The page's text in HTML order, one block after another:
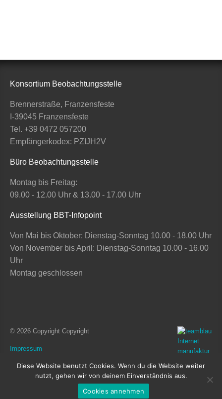
Konsortium Beobachtungsstelle
Brennerstraße, Franzensfeste
I-39045 Franzensfeste
Tel. +39 0472 057200
Empfängerkodex: PZIJH2V
Büro Beobachtungsstelle
Montag bis Freitag:
09.00 - 12.00 Uhr & 13.00 - 17.00 Uhr
Ausstellung BBT-Infopoint
Von Mai bis Oktober: Dienstag-Sonntag 10.00 - 18.00 Uhr
Von November bis April: Dienstag-Sonntag 10.00 - 16.00
Uhr
Montag geschlossen
© 2026 Copyright Copyright
Impressum
Datenschutz
Diese Website benutzt Cookies. Wenn du die Website weiter
nutzt, gehen wir von deinem Einverständnis aus.
Cookies annehmen